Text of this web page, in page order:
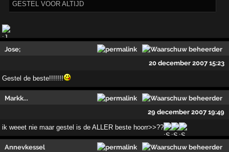
GESTEL VOOR ALTIJD
Jose;
20 december 2007 15:23
Gestel de beste!!!!!!!
Markk...
29 december 2007 19:49
ik weeet nie maar gestel is de ALLER beste hoorr>>??
Annevkessel